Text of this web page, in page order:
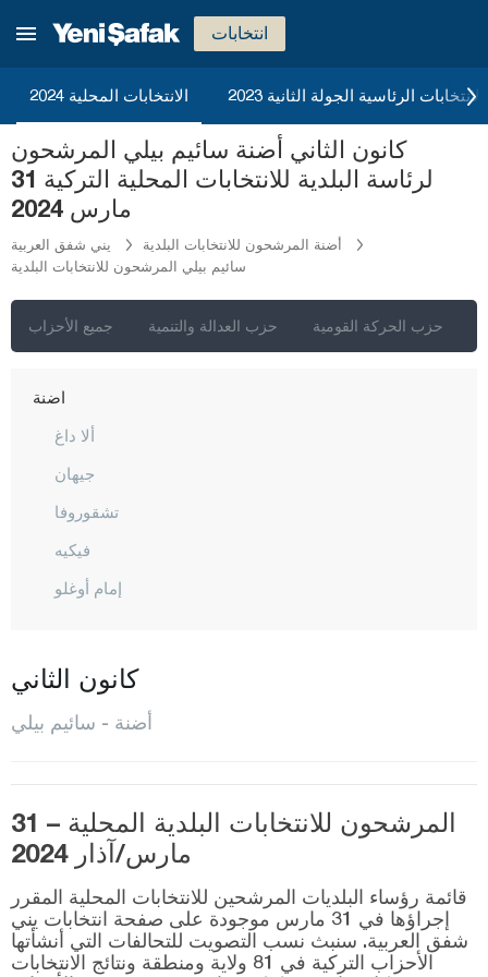
انتخابات
الانتخابات المحلية 2024 2023 الانتخابات الرئاسية الجولة الثانية
كانون الثاني أضنة سائيم بيلي المرشحون
لرئاسة البلدية للانتخابات المحلية التركية 31
مارس 2024
يني شفق العربية
أضنة المرشحون للانتخابات البلدية
سائيم بيلي المرشحون للانتخابات البلدية
جميع الأحزاب حزب العدالة والتنمية حزب الحركة القومية
إسطنبول
إزمير
أضنة
ألا داغ
جيهان
تشقوروفا
فيكيه
إمام أوغلو
كاراتاش
سائيم بيلي
ساري شام
سيهان
طوفانبيلي
يومورطاليك
كانون الثاني
أضنة - سائيم بيلي
المرشحون للانتخابات البلدية المحلية – 31
مارس/آذار 2024
قائمة رؤساء البلديات المرشحين للانتخابات المحلية المقرر
إجراؤها في 31 مارس موجودة على صفحة انتخابات يني
شفق العربية. سنبث نسب التصويت للتحالفات التي أنشأتها
الأحزاب التركية في 81 ولاية ومنطقة ونتائج الانتخابات